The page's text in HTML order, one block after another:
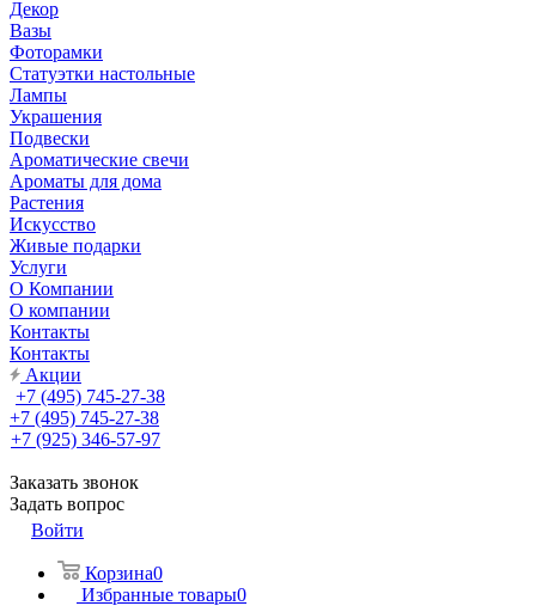
Декор
Вазы
Фоторамки
Статуэтки настольные
Лампы
Украшения
Подвески
Ароматические свечи
Ароматы для дома
Растения
Искусство
Живые подарки
Услуги
О Компании
О компании
Контакты
Контакты
Акции
+7 (495) 745-27-38
+7 (495) 745-27-38
+7 (925) 346-57-97
Заказать звонок
Задать вопрос
Войти
Корзина0
Избранные товары0